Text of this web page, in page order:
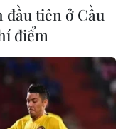
tiên ở Cầu
điểm